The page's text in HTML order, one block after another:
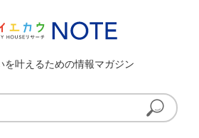
を叶えるための情報マガジン